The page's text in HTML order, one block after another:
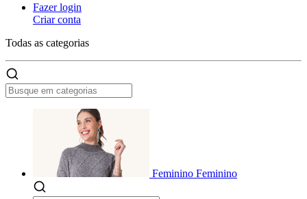
Fazer login
Criar conta
Todas as categorias
Feminino Feminino